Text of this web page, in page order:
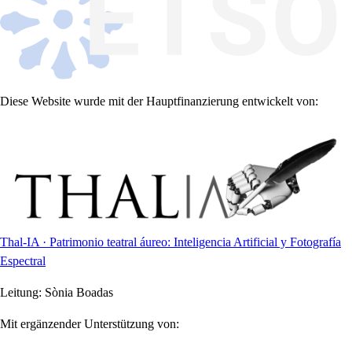
Diese Website wurde mit der Hauptfinanzierung entwickelt von:
Thal-IA · Patrimonio teatral áureo: Inteligencia Artificial y Fotografía
Espectral
Leitung: Sònia Boadas
Mit ergänzender Unterstützung von: